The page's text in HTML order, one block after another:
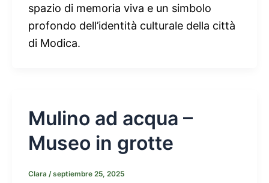
spazio di memoria viva e un simbolo
profondo dell’identità culturale della città
di Modica.
Mulino ad acqua –
Museo in grotte
Clara /septiembre 25, 2025